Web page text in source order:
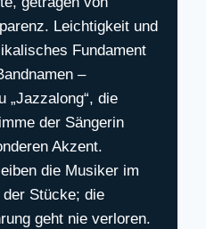
Leichtigkeit und
Fundament
–
„Jazzalong“, die
der Sängerin
Akzent.
die Musiker im
der Stücke; die
geht nie verloren.